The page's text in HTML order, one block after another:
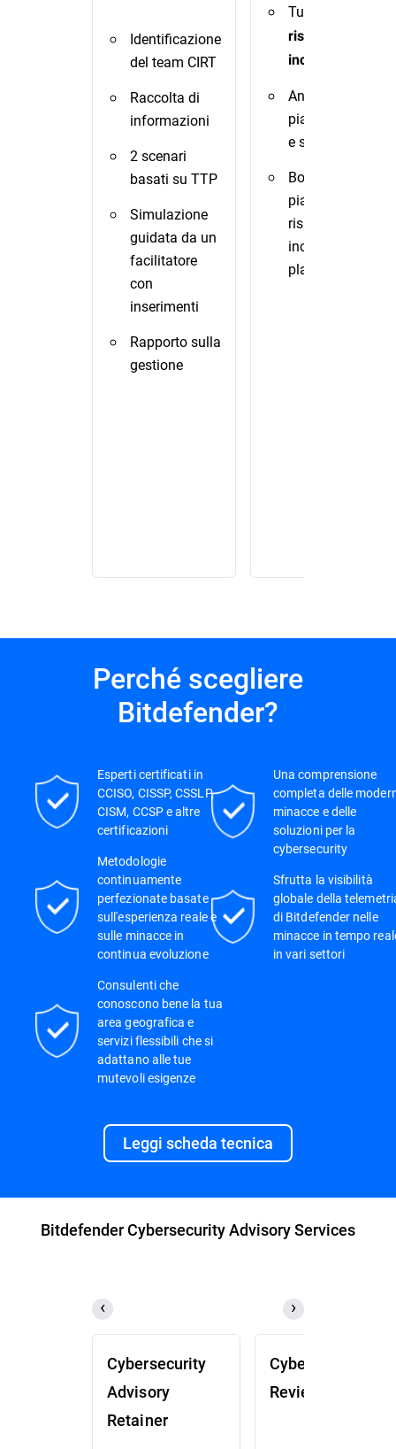
Identificazione
del team CIRT
Raccolta di
informazioni
2 scenari
basati su TTP
Simulazione
guidata da un
facilitatore
con
inserimenti
Rapporto sulla
gestione
Tutti i
risposta agli
incidenti
Analisi di
piani/playbook
e suggerimenti
Bozza del
piano di
risposta agli
incidenti e
playbook
Perché scegliere
Bitdefender?
Esperti certificati in
CCISO, CISSP, CSSLP,
CISM, CCSP e altre
certificazioni
Metodologie
continuamente
perfezionate basate
sull'esperienza reale e
sulle minacce in
continua evoluzione
Consulenti che
conoscono bene la tua
area geografica e
servizi flessibili che si
adattano alle tue
mutevoli esigenze
Una comprensione
completa delle
minacce e delle
soluzioni per la
cybersecurity
Sfrutta la visibilità
globale della
di Bitdefender nelle
minacce in tempo
in vari settori
Leggi scheda tecnica
Bitdefender Cybersecurity Advisory Services
Cybersecurity
Advisory
Retainer
Cybersecurity
Review (CSR)